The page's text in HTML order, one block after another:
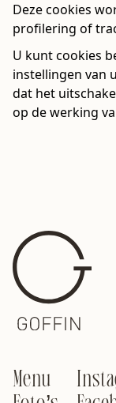
Deze cookies
profilering of
U kunt cookies
instellingen van
dat het
op de werking
Menu